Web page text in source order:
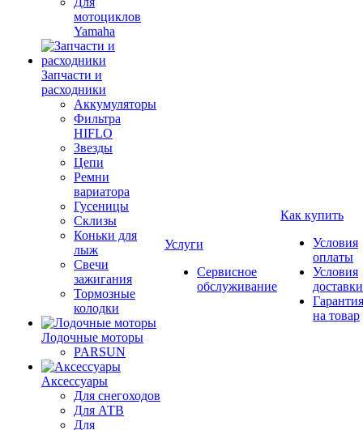
мотоциклов
Yamaha
Запчасти и
расходники
Аккумуляторы
Фильтра
HIFLO
Звезды
Цепи
Ремни
вариатора
Гусеницы
Склизы
Коньки для
лыж
Свечи
зажигания
Тормозные
колодки
Лодочные моторы
PARSUN
Аксессуары
Для снегоходов
Для АТВ
Для
Услуги
Сервисное
обслуживание
Как купить
Условия
оплаты
Условия
доставки
Гарантия
на товар